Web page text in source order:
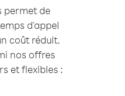
permet de
d'appel
coût réduit.
nos offres
et flexibles :